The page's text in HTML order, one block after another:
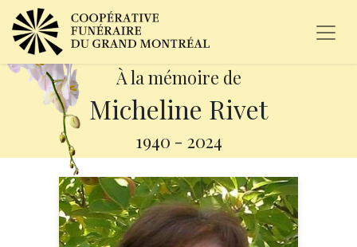
À la mémoire de
Micheline Rivet
1940 - 2024